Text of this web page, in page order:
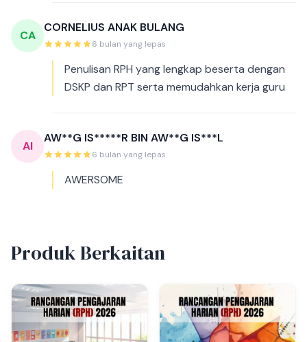
CA
CORNELIUS ANAK BULANG
6 bulan yang lepas
Penulisan RPH yang lengkap beserta dengan
DSKP dan RPT serta memudahkan kerja guru
AI
AW**G IS*****R BIN AW**G IS***L
6 bulan yang lepas
AWERSOME
Produk Berkaitan